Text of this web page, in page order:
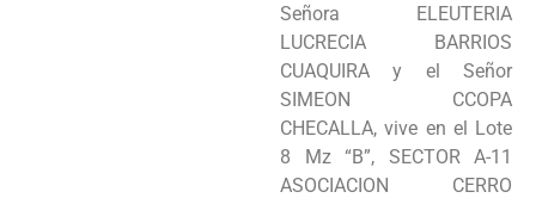
Señora ELEUTERIA
LUCRECIA BARRIOS
CUAQUIRA y el Señor
SIMEON CCOPA
CHECALLA, vive en el Lote
8 Mz “B”, SECTOR A-11
ASOCIACION CERRO